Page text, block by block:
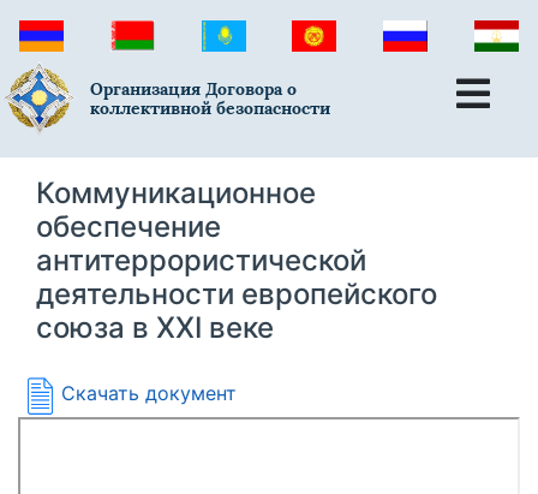
Организация Договора о
коллективной безопасности
Коммуникационное
обеспечение
антитеррористической
деятельности европейского
союза в XXI веке
Скачать документ